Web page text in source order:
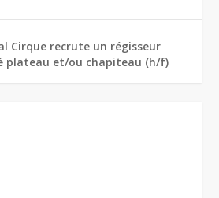
Cirque recrute un régisseur
plateau et/ou chapiteau (h/f)